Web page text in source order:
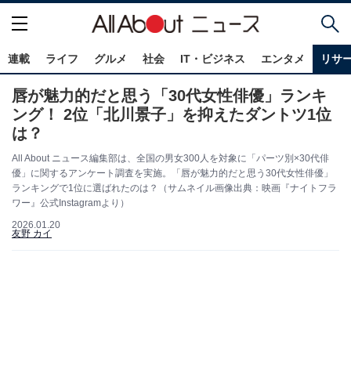
連載 ライフ グルメ 社会 IT・ビジネス エンタメ リサ
唇が魅力的だと思う「30代女性俳優」ランキ
ング！ 2位「北川景子」を抑えたダントツ1位
は？
All About ニュース編集部は、全国の男女300人を対象に「パーツ別×30代俳
優」に関するアンケート調査を実施。「唇が魅力的だと思う30代女性俳優」
ランキングで1位に選ばれたのは？（サムネイル画像出典：映画『ナイトフラ
ワー』公式Instagramより）
2026.01.20
友野 カイ